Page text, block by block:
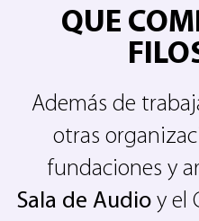
QUE
Además de
otras
fundaciones y
Sala de Audio y el